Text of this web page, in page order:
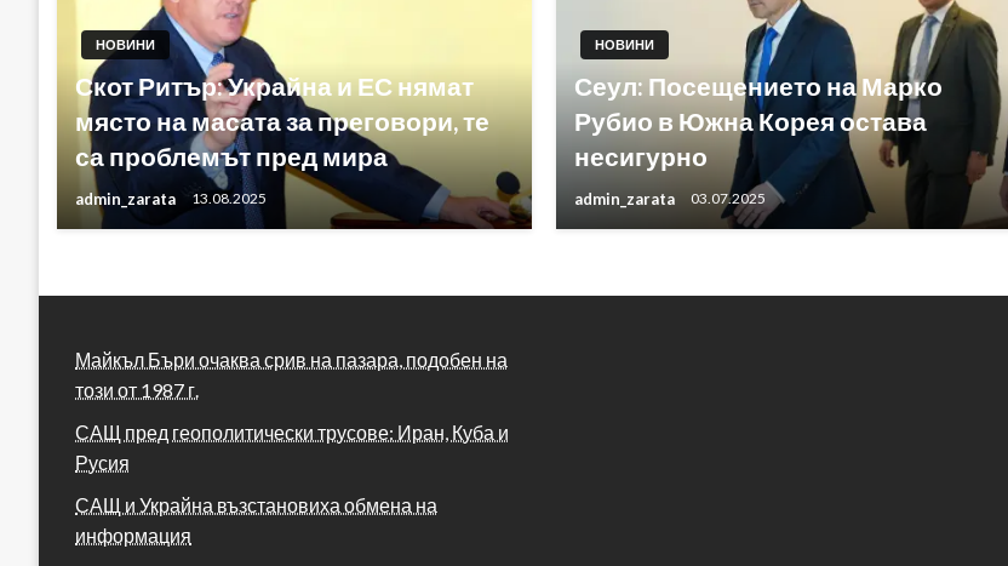
НОВИНИ
Скот Ритър: Украйна и ЕС нямат
място на масата за преговори, те
са проблемът пред мира
admin_zarata 13.08.2025
НОВИНИ
Сеул: Посещението на Марко
Рубио в Южна Корея остава
несигурно
admin_zarata 03.07.2025
Майкъл Бъри очаква срив на пазара, подобен на
този от 1987 г.
САЩ пред геополитически трусове: Иран, Куба и
Русия
САЩ и Украйна възстановиха обмена на
информация